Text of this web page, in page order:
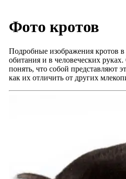
Фото кротов
Подробные изображения кротов в
обитания и в человеческих
понять, что собой представляют
как их отличить от других